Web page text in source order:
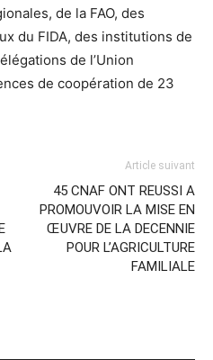
de la FAO, des
du FIDA, des institutions de
de l’Union
de coopération de 23
Article suivant
45 CNAF ONT REUSSI A
PROMOUVOIR LA MISE EN
ŒUVRE DE LA DECENNIE
POUR L’AGRICULTURE
FAMILIALE